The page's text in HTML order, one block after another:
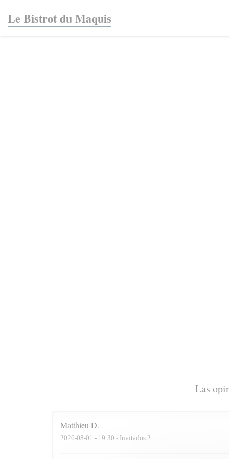
Le Bistrot du Maquis
Las
Matthieu D
2026-08-01 - 19:30 - Invitados 2